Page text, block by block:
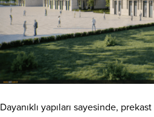
Dayanıklı yapıları sayesinde,